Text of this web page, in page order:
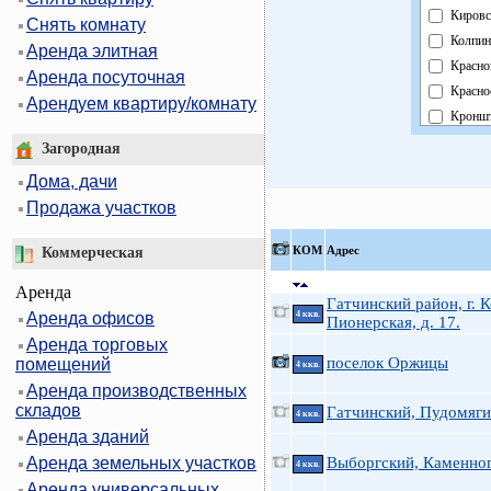
Снять комнату
Аренда элитная
Аренда посуточная
Арендуем квартиру/комнату
Загородная
Дома, дачи
Продажа участков
Коммерческая
Аренда
Аренда офисов
Аренда торговых
помещений
Аренда производственных
складов
Аренда зданий
Аренда земельных участков
КOМ Адрес
4 ккв.
Гатчинский район, г.
Пионерская, д. 17.
4 ккв. поселок Оржицы
4 ккв. Гатчинский,
4 ккв. Выборгский,